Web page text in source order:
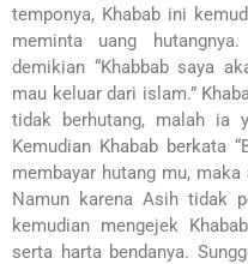
temponya, Khabab ini
meminta uang
demikian “Khabbab saya
mau keluar dari islam.”
tidak berhutang, malah ia
Kemudian Khabab berkata
membayar hutang mu,
Namun karena Asih tidak
kemudian mengejek
serta harta bendanya.